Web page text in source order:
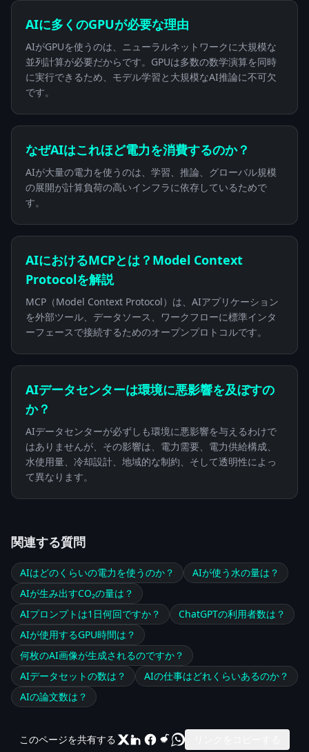
AIに多くのGPUが必要な理由
AIがGPUを使うのは、ニューラルネットワークに大規模な
並列計算が必要だからです。GPUは多数の数学演算を同時
に実行できるため、モデル学習と大規模なAI推論に不可欠
です。
なぜAIはこれほど電力を消費するのか？
AIが大量の電力を使うのは、学習、推論、グローバル規模
の展開が計算負荷の高いインフラに依存しているためで
す。
AIにおけるMCPとは？Model Context
Protocolを解説
MCP（Model Context Protocol）は、AIアプリケーション
を外部ツール、データソース、ワークフローに標準インタ
ーフェースで接続するためのオープンプロトコルです。
AIデータセンターは環境に悪影響を及ぼすの
か？
AIデータセンターが必ずしも環境に悪影響を与えるわけで
はありませんが、その影響は、電力需要、電力供給構成、
水使用量、冷却設計、地域的な制約、そして透明性によっ
て異なります。
関連する質問
AIはどのくらいの電力を使うのか？
AIが使う水の量は？
AIが生み出すCO₂の量は？
AIプロンプトは1日何回ですか？
ChatGPTの利用者数は？
AIが使用するGPU時間は？
何枚のAI画像が生成されるのですか？
AIデータセットの数は？
AIの仕事はどれくらいあるのか？
AIの論文数は？
このページを共有する